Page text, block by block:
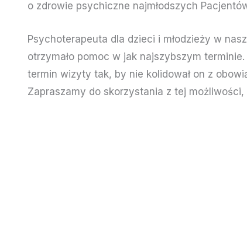
o zdrowie psychiczne najmłodszych
Psychoterapeuta dla dzieci i młodzieży w
otrzymało pomoc w jak najszybszym
termin wizyty tak, by nie kolidował on z
Zapraszamy do skorzystania z tej